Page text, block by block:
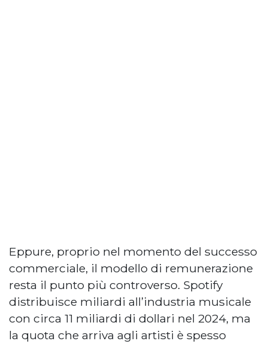
Eppure, proprio nel momento del successo
commerciale, il modello di remunerazione
resta il punto più controverso. Spotify
distribuisce miliardi all’industria musicale
con circa 11 miliardi di dollari nel 2024, ma
la quota che arriva agli artisti è spesso